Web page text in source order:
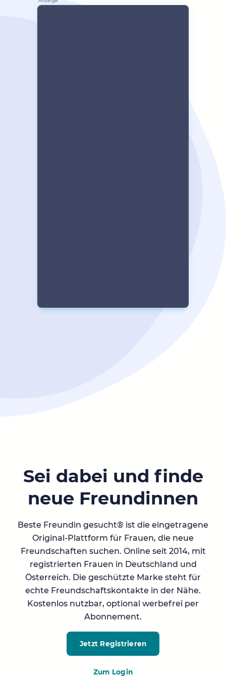
Sei dabei und finde
neue Freundinnen
Beste Freundin gesucht® ist die eingetragene
Original-Plattform für Frauen, die neue
Freundschaften suchen. Online seit 2014, mit
registrierten Frauen in Deutschland und
Österreich. Die geschützte Marke steht für
echte Freundschaftskontakte in der Nähe.
Kostenlos nutzbar, optional werbefrei per
Abonnement.
Jetzt Registrieren
Zum Login